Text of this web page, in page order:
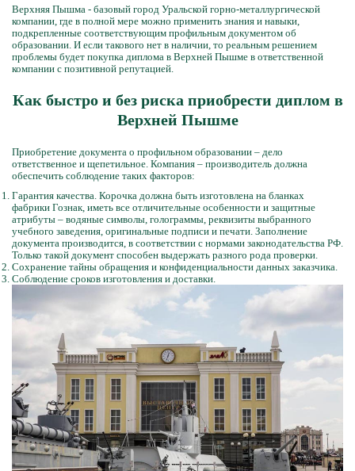
Верхняя Пышма - базовый город Уральской горно-металлургической
компании, где в полной мере можно применить знания и навыки,
подкрепленные соответствующим профильным документом об
образовании. И если такового нет в наличии, то реальным решением
проблемы будет покупка диплома в Верхней Пышме в ответственной
компании с позитивной репутацией.
Как быстро и без риска приобрести диплом в
Верхней Пышме
Приобретение документа о профильном образовании – дело
ответственное и щепетильное. Компания – производитель должна
обеспечить соблюдение таких факторов:
Гарантия качества. Корочка должна быть изготовлена на бланках
фабрики Гознак, иметь все отличительные особенности и защитные
атрибуты – водяные символы, голограммы, реквизиты выбранного
учебного заведения, оригинальные подписи и печати. Заполнение
документа производится, в соответствии с нормами законодательства РФ.
Только такой документ способен выдержать разного рода проверки.
Сохранение тайны обращения и конфиденциальности данных заказчика.
Соблюдение сроков изготовления и доставки.